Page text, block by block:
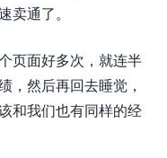
卖通了。
页面好多次，就连半
，然后再回去睡觉，
和我们也有同样的经